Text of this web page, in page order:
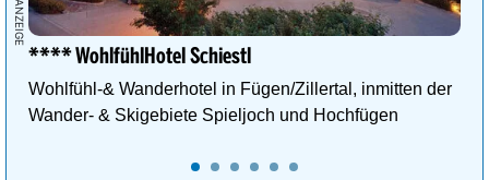
**** WohlfühlHotel Schiestl
Wohlfühl-& Wanderhotel in Fügen/Zillertal, inmitten der
Wander- & Skigebiete Spieljoch und Hochfügen